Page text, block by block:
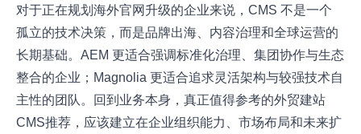
对于正在规划海外官网升级的企业来说，CMS 不是一个
孤立的技术决策，而是品牌出海、内容治理和全球运营的
长期基础。AEM 更适合强调标准化治理、集团协作与生态
整合的企业；Magnolia 更适合追求灵活架构与较强技术自
主性的团队。回到业务本身，真正值得参考的外贸建站
CMS推荐，应该建立在企业组织能力、市场布局和未来扩